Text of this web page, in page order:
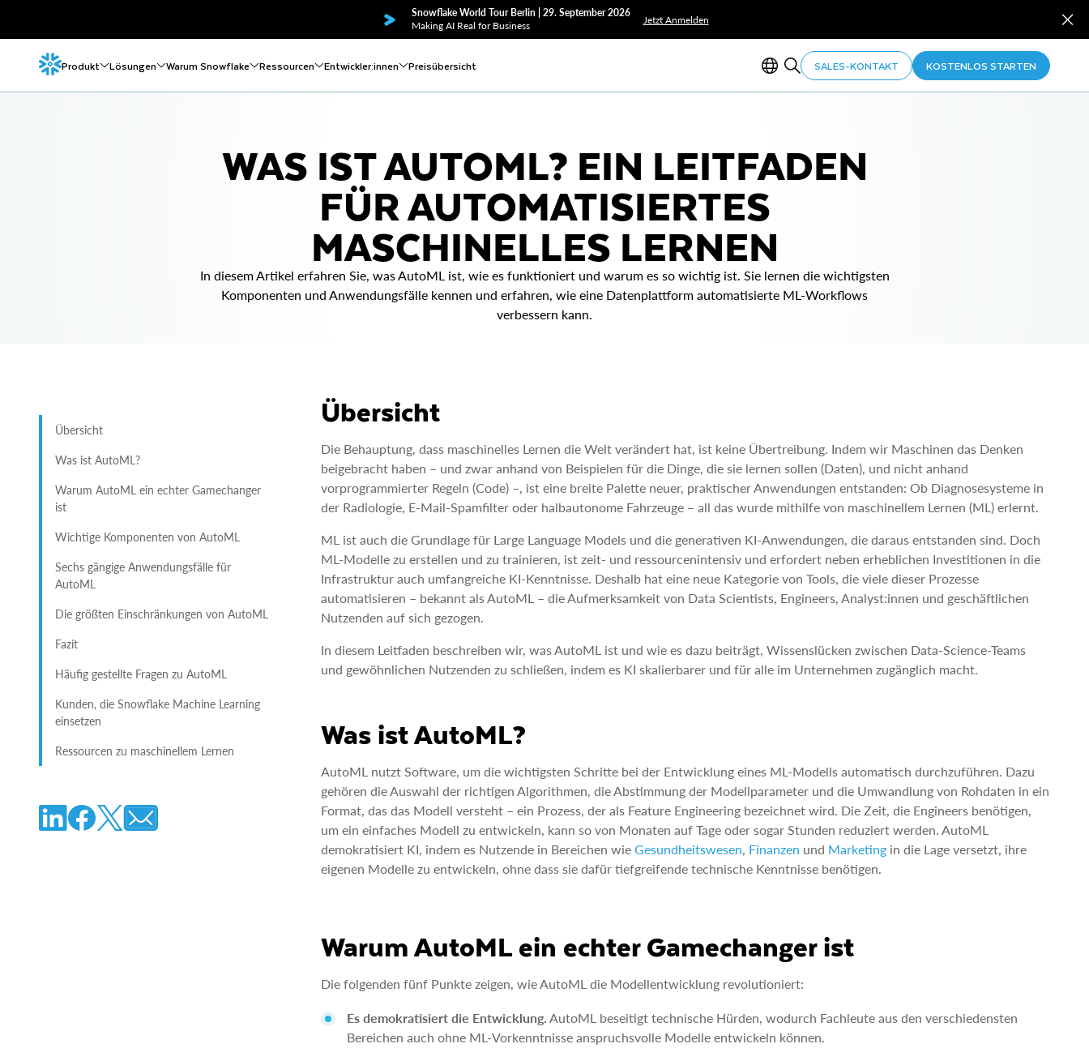
Snowflake World Tour Berlin | 29. September 2026
Making AI Real for Business
Jetzt Anmelden
Produkt Lösungen Warum Snowflake Ressourcen Entwickler:innen Preisübersicht SALES-KONTAKT KOSTENLOS STARTEN
WAS IST AUTOML? EIN LEITFADEN
FÜR AUTOMATISIERTES
MASCHINELLES LERNEN
In diesem Artikel erfahren Sie, was AutoML ist, wie es funktioniert und warum es so wichtig ist. Sie lernen die wichtigsten
Komponenten und Anwendungsfälle kennen und erfahren, wie eine Datenplattform automatisierte ML-Workflows
verbessern kann.
Übersicht
Was ist AutoML?
Warum AutoML ein echter Gamechanger
ist
Wichtige Komponenten von AutoML
Sechs gängige Anwendungsfälle für
AutoML
Die größten Einschränkungen von AutoML
Fazit
Häufig gestellte Fragen zu AutoML
Kunden, die Snowflake Machine Learning
einsetzen
Ressourcen zu maschinellem Lernen
Übersicht
Die Behauptung, dass maschinelles Lernen die Welt verändert hat, ist keine Übertreibung. Indem wir Maschinen das Denken
beigebracht haben – und zwar anhand von Beispielen für die Dinge, die sie lernen sollen (Daten), und nicht anhand
vorprogrammierter Regeln (Code) –, ist eine breite Palette neuer, praktischer Anwendungen entstanden: Ob Diagnosesysteme in
der Radiologie, E-Mail-Spamfilter oder halbautonome Fahrzeuge – all das wurde mithilfe von maschinellem Lernen (ML) erlernt.
ML ist auch die Grundlage für Large Language Models und die generativen KI-Anwendungen, die daraus entstanden sind. Doch
ML-Modelle zu erstellen und zu trainieren, ist zeit- und ressourcenintensiv und erfordert neben erheblichen Investitionen in die
Infrastruktur auch umfangreiche KI-Kenntnisse. Deshalb hat eine neue Kategorie von Tools, die viele dieser Prozesse
automatisieren – bekannt als AutoML – die Aufmerksamkeit von Data Scientists, Engineers, Analyst:innen und geschäftlichen
Nutzenden auf sich gezogen.
In diesem Leitfaden beschreiben wir, was AutoML ist und wie es dazu beiträgt, Wissenslücken zwischen Data-Science-Teams
und gewöhnlichen Nutzenden zu schließen, indem es KI skalierbarer und für alle im Unternehmen zugänglich macht.
Was ist AutoML?
AutoML nutzt Software, um die wichtigsten Schritte bei der Entwicklung eines ML-Modells automatisch durchzuführen. Dazu
gehören die Auswahl der richtigen Algorithmen, die Abstimmung der Modellparameter und die Umwandlung von Rohdaten in ein
Format, das das Modell versteht – ein Prozess, der als Feature Engineering bezeichnet wird. Die Zeit, die Engineers benötigen,
um ein einfaches Modell zu entwickeln, kann so von Monaten auf Tage oder sogar Stunden reduziert werden. AutoML
demokratisiert KI, indem es Nutzende in Bereichen wie Gesundheitswesen, Finanzen und Marketing in die Lage versetzt, ihre
eigenen Modelle zu entwickeln, ohne dass sie dafür tiefgreifende technische Kenntnisse benötigen.
Warum AutoML ein echter Gamechanger ist
Die folgenden fünf Punkte zeigen, wie AutoML die Modellentwicklung revolutioniert:
Es demokratisiert die Entwicklung. AutoML beseitigt technische Hürden, wodurch Fachleute aus den verschiedensten
Bereichen auch ohne ML-Vorkenntnisse anspruchsvolle Modelle entwickeln können.